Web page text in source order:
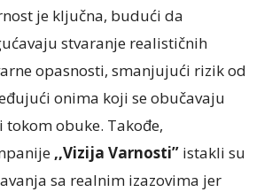
je ključna, budući da
stvaranje realističnih
opasnosti, smanjujući rizik od
onima koji se obučavaju
tokom obuke. Takođe,
,,Vizija Varnosti” istakli su
sa realnim izazovima jer